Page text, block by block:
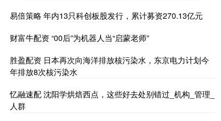
易倍策略 年内13只科创板股发行，累计募资270.13亿元
财富牛配资 “00后”为机器人当“启蒙老师”
胜盈配资 日本再次向海洋排放核污染水，东京电力计划今
年排放8次核污染水
忆融速配 沈阳学烘焙西点，这些好去处别错过_机构_管理_
人群